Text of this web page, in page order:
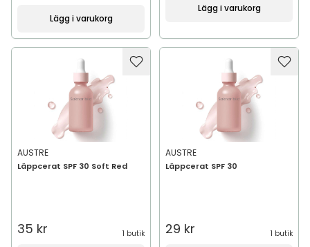
Lägg i varukorg
Lägg i varukorg
AUSTRE
Läppcerat SPF 30 Soft Red
35 kr 1 butik
AUSTRE
Läppcerat SPF 30
29 kr 1 butik